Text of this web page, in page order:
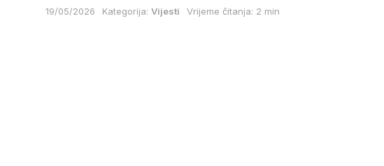
19/05/2026 Kategorija: Vijesti Vrijeme čitanja: 2 min